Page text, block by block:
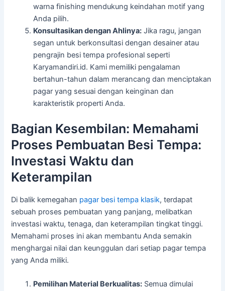
warna finishing mendukung keindahan motif yang
Anda pilih.
Konsultasikan dengan Ahlinya: Jika ragu, jangan
segan untuk berkonsultasi dengan desainer atau
pengrajin besi tempa profesional seperti
Karyamandiri.id. Kami memiliki pengalaman
bertahun-tahun dalam merancang dan menciptakan
pagar yang sesuai dengan keinginan dan
karakteristik properti Anda.
Bagian Kesembilan: Memahami
Proses Pembuatan Besi Tempa:
Investasi Waktu dan
Keterampilan
Di balik kemegahan pagar besi tempa klasik, terdapat
sebuah proses pembuatan yang panjang, melibatkan
investasi waktu, tenaga, dan keterampilan tingkat tinggi.
Memahami proses ini akan membantu Anda semakin
menghargai nilai dan keunggulan dari setiap pagar tempa
yang Anda miliki.
Pemilihan Material Berkualitas: Semua dimulai